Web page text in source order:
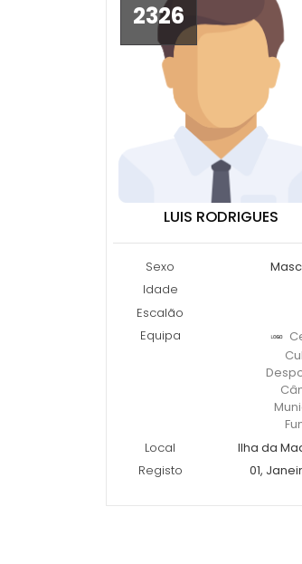
2326
LUIS RODRIGUES
Sexo
Idade
Escalão
Equipa
Local
Ilha da
Registo
01,